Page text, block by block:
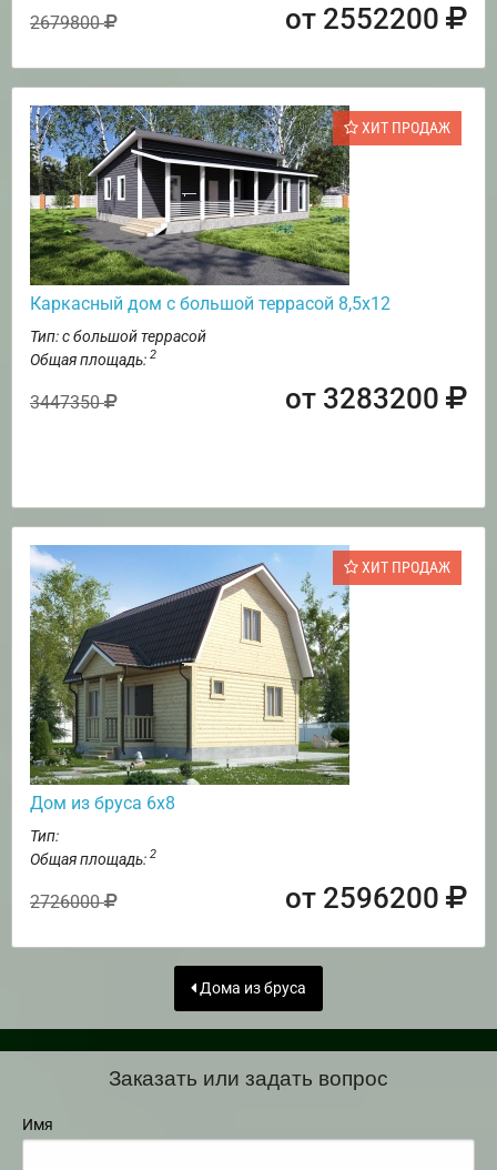
2679800 от 2552200
ХИТ ПРОДАЖ
Каркасный дом с большой террасой 8,5х12
Тип: с большой террасой
Общая площадь: 2
3447350 от 3283200
ХИТ ПРОДАЖ
Дом из бруса 6х8
Тип:
Общая площадь: 2
2726000 от 2596200
Дома из бруса
Заказать или задать вопрос
Имя